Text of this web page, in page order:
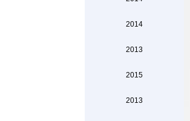
2014
2013
2015
2013